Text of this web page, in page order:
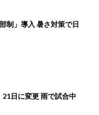
制」導入 暑さ対策で日
日に変更 雨で試合中